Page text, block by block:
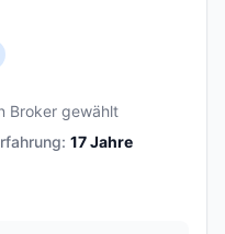
Broker gewählt
17Jahre